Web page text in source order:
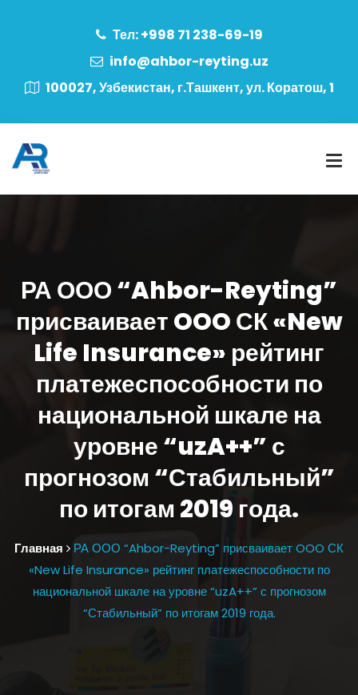
Тел: +998 71 238-69-19
info@ahbor-reyting.uz
100027, Узбекистан, г.Ташкент, ул. Коратош, 1
РА ООО “Ahbor-Reyting”
присваивает OOO СК «New
Life Insurance» рейтинг
платежеспособности по
национальной шкале на
уровне “uzA++” с
прогнозом “Стабильный”
по итогам 2019 года.
Главная
РА ООО “Ahbor-Reyting” присваивает OOO СК
«New Life Insurance» рейтинг платежеспособности по
национальной шкале на уровне “uzA++” с прогнозом
“Стабильный” по итогам 2019 года.